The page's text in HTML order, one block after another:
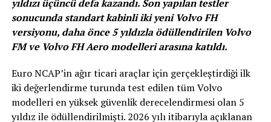
150.000 TL
24
0,99
36
1,19
48
1,32
BENZER İÇERIKLER CRAFTER OKUL
SERVIS 2020
VOLKSWAGEN TICARI ARAÇ
VOLKSWAGEN YETKILI SATICI
yıldızı üçüncü defa kazandı. Son yapılan testler
sonucunda standart kabinli iki yeni Volvo FH
versiyonu, daha önce 5 yıldızla ödüllendirilen Volvo
FM ve Volvo FH Aero modelleri arasına katıldı.
Euro NCAP’in ağır ticari araçlar için gerçekleştirdiği ilk
iki değerlendirme turunda test edilen tüm Volvo
modelleri en yüksek güvenlik derecelendirmesi olan 5
yıldız ile ödüllendirilmişti. 2026 yılı itibarıyla açıklanan